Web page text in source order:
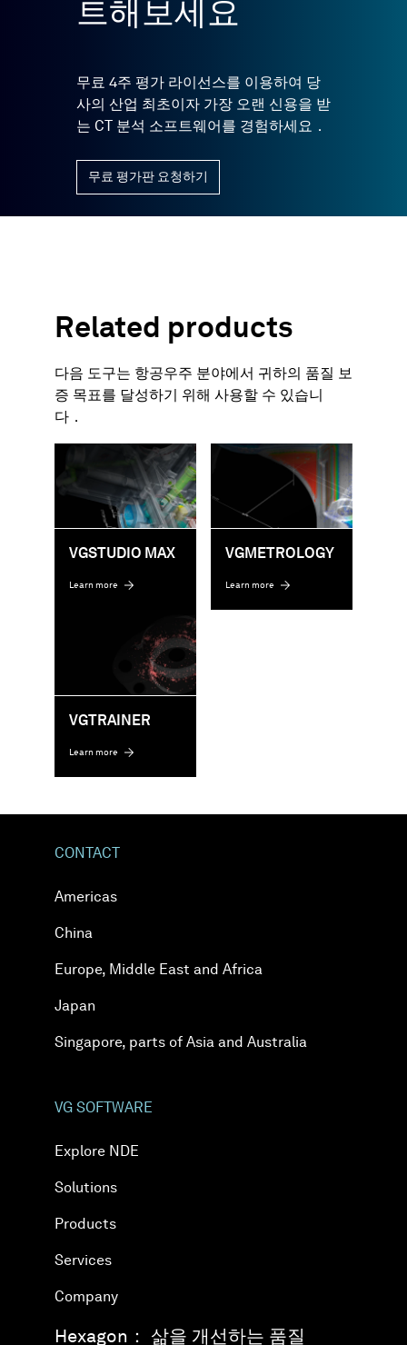
트해보세요
무료 4주 평가 라이선스를 이용하여 당
사의 산업 최초이자 가장 오랜 신용을 받
는 CT 분석 소프트웨어를 경험하세요．
무료 평가판 요청하기
Related products
다음 도구는 항공우주 분야에서 귀하의 품질 보
증 목표를 달성하기 위해 사용할 수 있습니
다．
VGSTUDIO MAX
Learn more
VGMETROLOGY
Learn more
VGTRAINER
Learn more
CONTACT
Americas
China
Europe, Middle East and Africa
Japan
Singapore, parts of Asia and Australia
VG SOFTWARE
Explore NDE
Solutions
Products
Services
Company
Hexagon： 삶을 개선하는 품질